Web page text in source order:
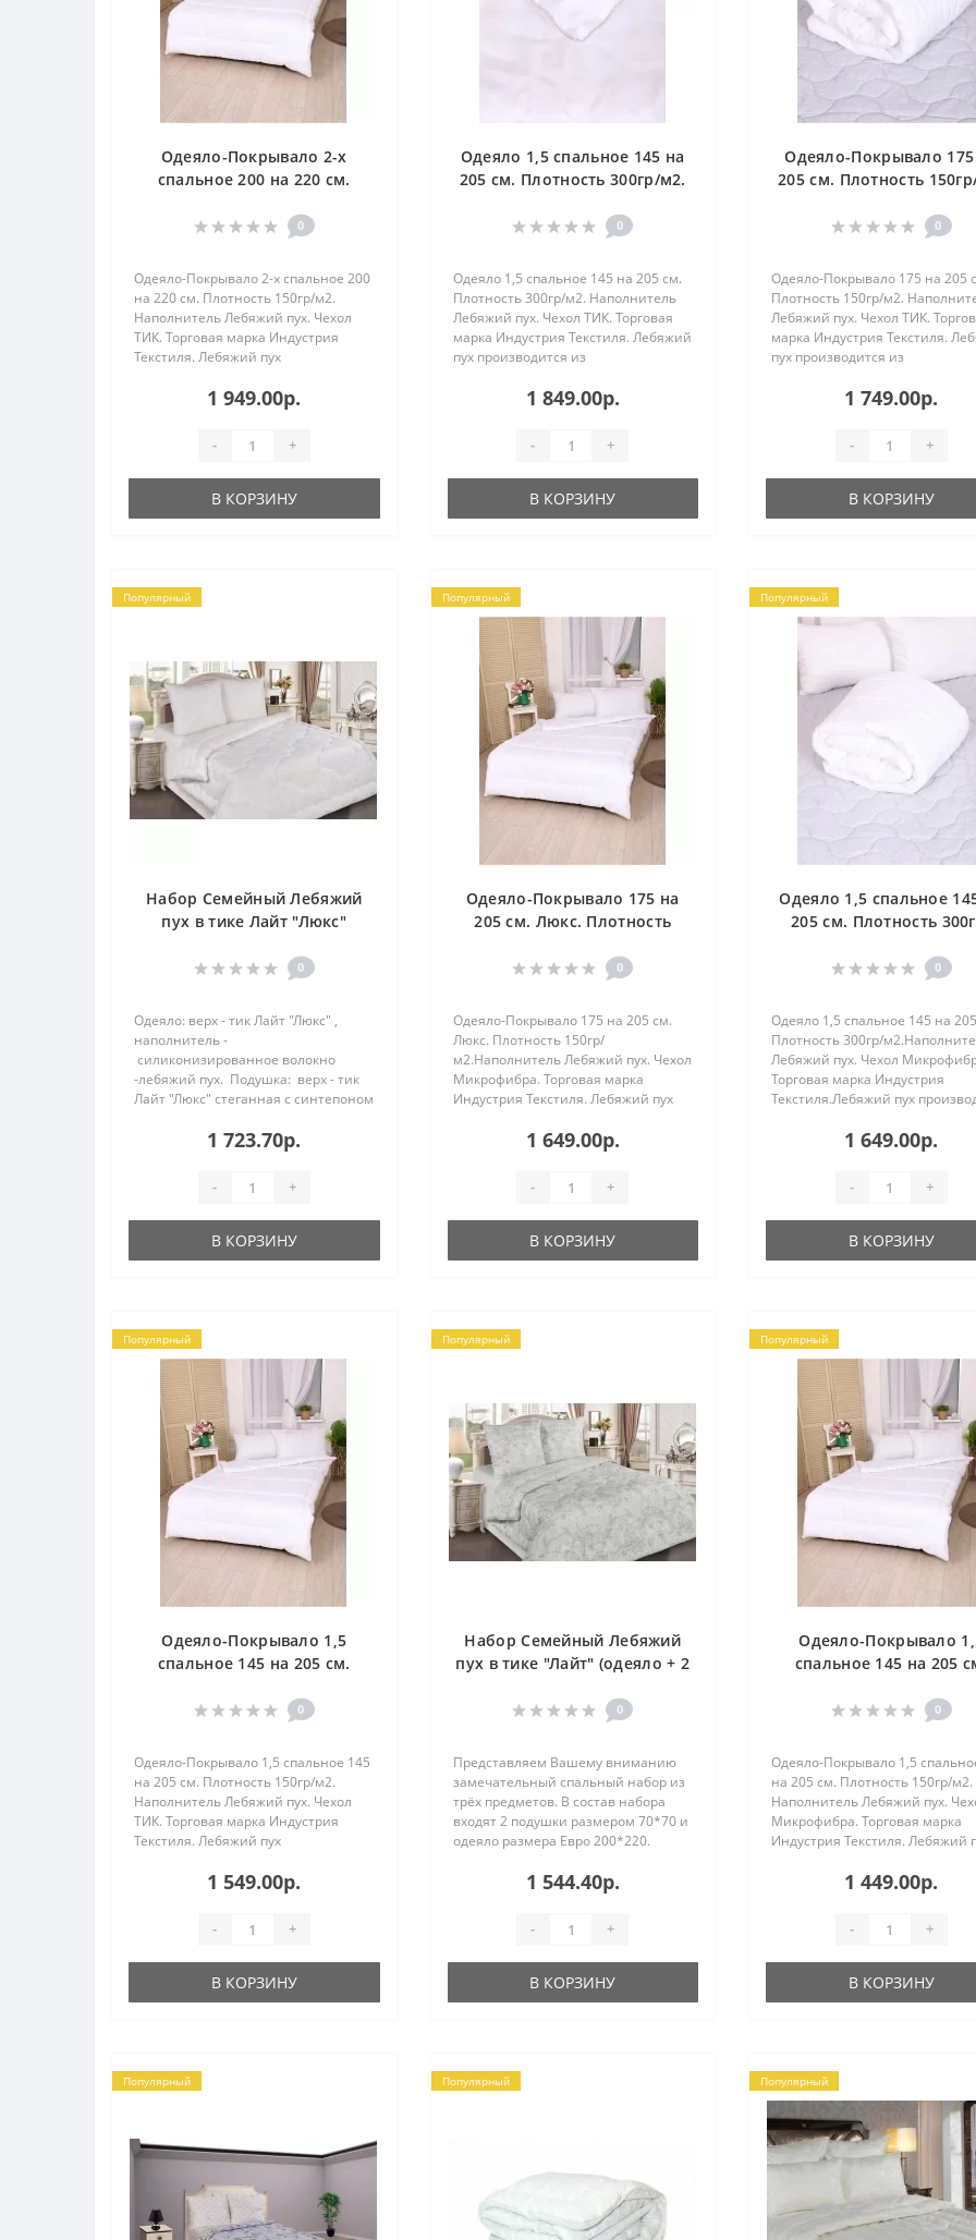
Одеяло-Покрывало 2-х
спальное 200 на 220 см.
Наполнитель Лебяжий пух.
0
Одеяло-Покрывало 2-х спальное 200
на 220 см. Плотность 150гр/м2.
Наполнитель Лебяжий пух. Чехол
ТИК. Торговая марка Индустрия
Текстиля. Лебяжий пух
высокосиликонизированного
полиэфирного микро волокна.
1 949.00р.
- +
В КОРЗИНУ
Одеяло 1,5 спальное 145 на
205 см. Плотность 300гр/м2.
Чехол ТИК.0
Одеяло 1,5 спальное 145 на 205 см.
Плотность 300гр/м2. Наполнитель
Лебяжий пух. Чехол ТИК. Торговая
марка Индустрия Текстиля. Лебяжий
пух производится из
полиэфирного микро волокна.
Держит форму, не сбивается и не
1 849.00р.
- +
В КОРЗИНУ
Одеяло-Покрывало 175
205 см. Плотность
Чехол ТИК.0
Одеяло-Покрывало 175 на 205
Плотность 150гр/м2.
Лебяжий пух. Чехол ТИК.
марка Индустрия Текстиля.
пух производится из
полиэфирного микро волокна.
Держит форму, не сбивается и
1 749.00р.
- +
В КОРЗИНУ
Популярный
Набор Семейный Лебяжий
пух в тике Лайт "Люкс"
0
Одеяло: верх - тик Лайт "Люкс" ,
наполнитель -
силиконизированное волокно
-лебяжий пух. Подушка: верх - тик
Лайт "Люкс" стеганная с синтепоном
силиконизированное волокно
1 723.70р.
- +
В КОРЗИНУ
Популярный
Одеяло-Покрывало 175 на
205 см. Люкс. Плотность
Лебяжий пух. Чехол
0
Одеяло-Покрывало 175 на 205 см.
Люкс. Плотность 150гр/
м2.Наполнитель Лебяжий пух. Чехол
Микрофибра. Торговая марка
Индустрия Текстиля. Лебяжий пух
высокосиликонизированного
полиэфирного микро волокна.
1 649.00р.
- +
В КОРЗИНУ
Популярный
Одеяло 1,5 спальное
205 см. Плотность
пух. Чехол
0
Одеяло 1,5 спальное 145 на
Плотность 300гр/
Лебяжий пух. Чехол
Торговая марка Индустрия
Текстиля.Лебяжий пух
полиэфирного микро волокна.
Держит форму, не сбивается и
1 649.00р.
- +
В КОРЗИНУ
Популярный
Одеяло-Покрывало 1,5
спальное 145 на 205 см.
Наполнитель Лебяжий пух.
0
Одеяло-Покрывало 1,5 спальное 145
на 205 см. Плотность 150гр/м2.
Наполнитель Лебяжий пух. Чехол
ТИК. Торговая марка Индустрия
Текстиля. Лебяжий пух
высокосиликонизированного
полиэфирного микро волокна.
1 549.00р.
- +
В КОРЗИНУ
Популярный
Набор Семейный Лебяжий
пух в тике "Лайт" (одеяло + 2
0
Представляем Вашему вниманию
замечательный спальный набор из
трёх предметов. В состав набора
входят 2 подушки размером 70*70 и
одеяло размера Евро 200*220.
выполены из материала "Тик" с
наполнителем - силикон..
1 544.40р.
- +
В КОРЗИНУ
Популярный
Одеяло-Покрывало
спальное 145 на 205
Наполнитель Лебяжий
0
Одеяло-Покрывало 1,5
на 205 см. Плотность 150гр/м2.
Наполнитель Лебяжий пух.
Микрофибра. Торговая марка
Индустрия Текстиля. Лебяжий
высокосиликонизированного
полиэфирного микро волокна.
1 449.00р.
- +
В КОРЗИНУ
Популярный Популярный Популярный